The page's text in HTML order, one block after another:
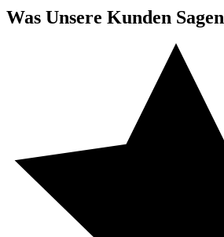
Was Unsere Kunden Sagen